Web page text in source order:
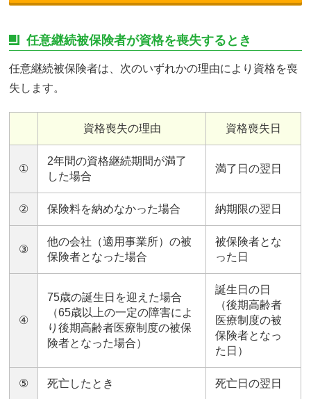
任意継続被保険者が資格を喪失するとき
任意継続被保険者は、次のいずれかの理由により資格を喪
失します。
資格喪失の理由 資格喪失日
①
2年間の資格継続期間が満了
した場合
満了日の翌日
② 保険料を納めなかった場合 納期限の翌日
③
他の会社（適用事業所）の被
保険者となった場合
被保険者とな
った日
④
75歳の誕生日を迎えた場合
（65歳以上の一定の障害によ
り後期高齢者医療制度の被保
険者となった場合）
誕生日の日
（後期高齢者
医療制度の被
保険者となっ
た日）
⑤ 死亡したとき 死亡日の翌日